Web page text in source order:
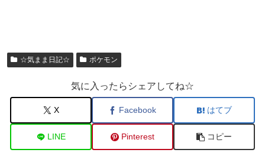
☆気まま日記☆ ポケモン
気に入ったらシェアしてね☆
X Facebook はてブ
LINE Pinterest コピー